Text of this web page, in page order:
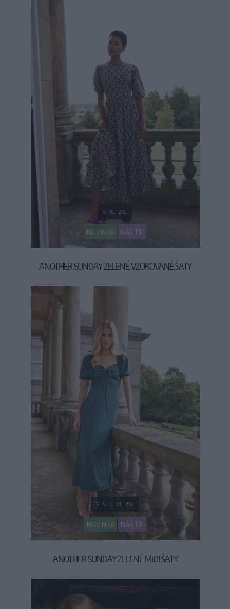
NOVINKA NÁŠ TIP
S XL 2XL
ANOTHER SUNDAY ZELENÉ VZOROVANÉ ŠATY
79,90 €
NOVINKA NÁŠ TIP
S M L XL 2XL
ANOTHER SUNDAY ZELENÉ MIDI ŠATY
69,90 €